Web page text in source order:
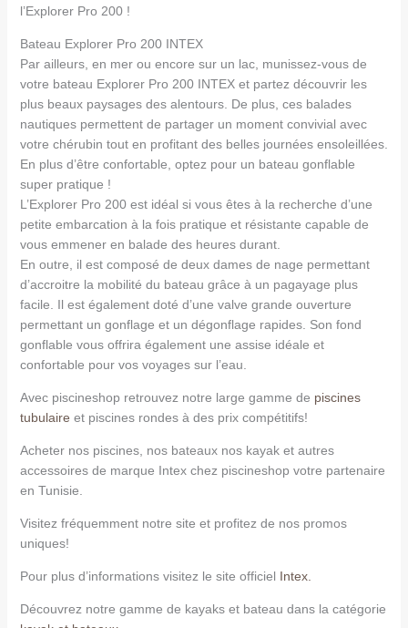
l’Explorer Pro 200 !
Bateau Explorer Pro 200 INTEX
Par ailleurs, en mer ou encore sur un lac, munissez-vous de
votre bateau Explorer Pro 200 INTEX et partez découvrir les
plus beaux paysages des alentours. De plus, ces balades
nautiques permettent de partager un moment convivial avec
votre chérubin tout en profitant des belles journées ensoleillées.
En plus d’être confortable, optez pour un bateau gonflable
super pratique !
L’Explorer Pro 200 est idéal si vous êtes à la recherche d’une
petite embarcation à la fois pratique et résistante capable de
vous emmener en balade des heures durant.
En outre, il est composé de deux dames de nage permettant
d’accroitre la mobilité du bateau grâce à un pagayage plus
facile. Il est également doté d’une valve grande ouverture
permettant un gonflage et un dégonflage rapides. Son fond
gonflable vous offrira également une assise idéale et
confortable pour vos voyages sur l’eau.
Avec piscineshop retrouvez notre large gamme de piscines
tubulaire et piscines rondes à des prix compétitifs!
Acheter nos piscines, nos bateaux nos kayak et autres
accessoires de marque Intex chez piscineshop votre partenaire
en Tunisie.
Visitez fréquemment notre site et profitez de nos promos
uniques!
Pour plus d’informations visitez le site officiel Intex.
Découvrez notre gamme de kayaks et bateau dans la catégorie